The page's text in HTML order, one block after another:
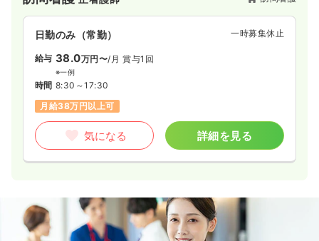
日勤のみ（常勤） 一時募集休止
給与 38.0万円〜/月 賞与1回
※一例
時間 8:30～17:30
月給38万円以上可
気になる 詳細を見る